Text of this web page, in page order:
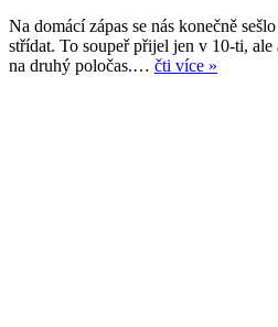
Na domácí zápas se nás konečně
střídat. To soupeř přijel jen v 10-ti,
na druhý poločas.… čti více »